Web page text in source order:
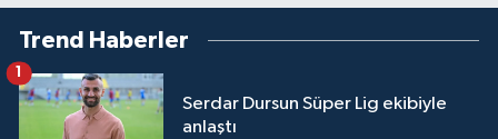
Trend Haberler
Serdar Dursun Süper Lig ekibiyle
anlaştı
1